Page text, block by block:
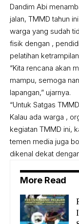
Dandim Abi
jalan, TMMD tahun
warga yang sudah
fisik dengan ,
pelatihan
“Kita rencana akan
mampu, semoga
lapangan,” ujarnya.
“Untuk Satgas
Kalau ada warga ,
kegiatan TMMD ini,
temen media juga
dikenal dekat
More Read